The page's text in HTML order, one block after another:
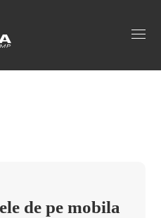
Tag
de pe mobila